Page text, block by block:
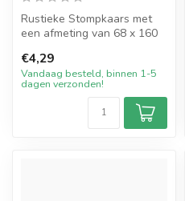
Rustieke Stompkaars met
een afmeting van 68 x 160
Rood. ...
€4,29
Vandaag besteld, binnen 1-5
dagen verzonden!